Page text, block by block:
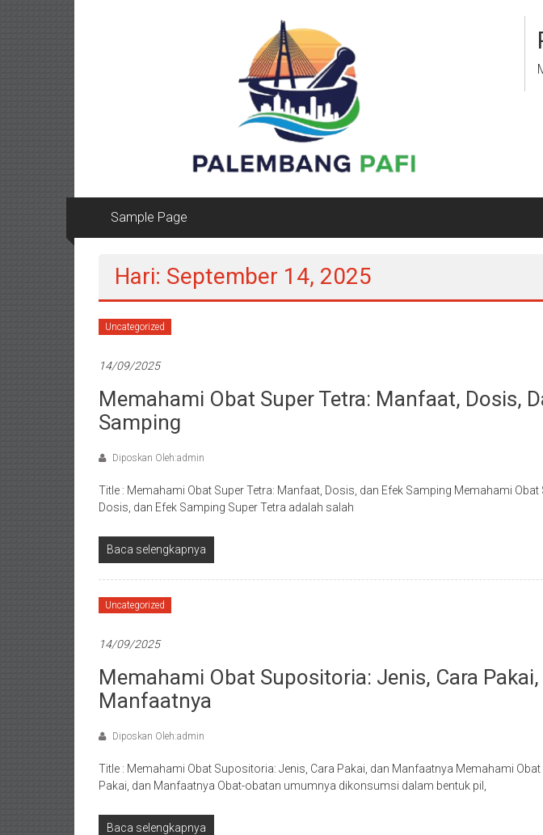
Sample Page
Hari: September 14, 2025
Uncategorized
14/09/2025
Memahami Obat Super Tetra: Manfaat, Dosis,
Samping
Diposkan Oleh:admin
Title : Memahami Obat Super Tetra: Manfaat, Dosis, dan Efek Samping Memahami Obat
Dosis, dan Efek Samping Super Tetra adalah salah
Baca selengkapnya
Uncategorized
14/09/2025
Memahami Obat Supositoria: Jenis, Cara Pakai,
Manfaatnya
Diposkan Oleh:admin
Title : Memahami Obat Supositoria: Jenis, Cara Pakai, dan Manfaatnya Memahami
Pakai, dan Manfaatnya Obat-obatan umumnya dikonsumsi dalam bentuk pil,
Baca selengkapnya